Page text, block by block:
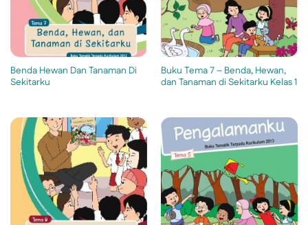
Benda Hewan Dan Tanaman Di
Sekitarku
Buku Tema 7 – Benda, Hewan,
dan Tanaman di Sekitarku Kelas 1